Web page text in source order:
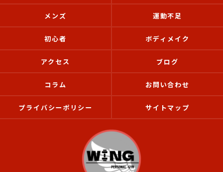
メンズ 運動不足
初心者 ボディメイク
アクセス ブログ
コラム お問い合わせ
プライバシーポリシー サイトマップ